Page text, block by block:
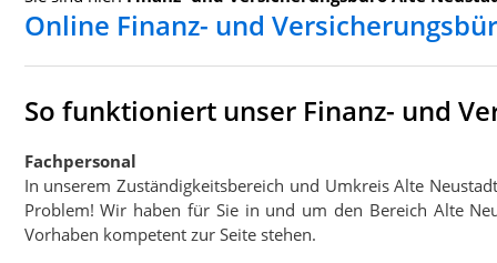
Online Finanz- und
So funktioniert unser Finanz- und
Fachpersonal
In unserem Zuständigkeitsbereich und Umkreis Alte
Problem! Wir haben für Sie in und um den Bereich Alte
Vorhaben kompetent zur Seite stehen.